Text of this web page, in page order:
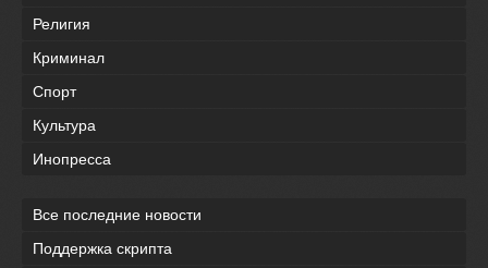
Религия
Криминал
Спорт
Культура
Инопресса
Все последние новости
Поддержка скрипта